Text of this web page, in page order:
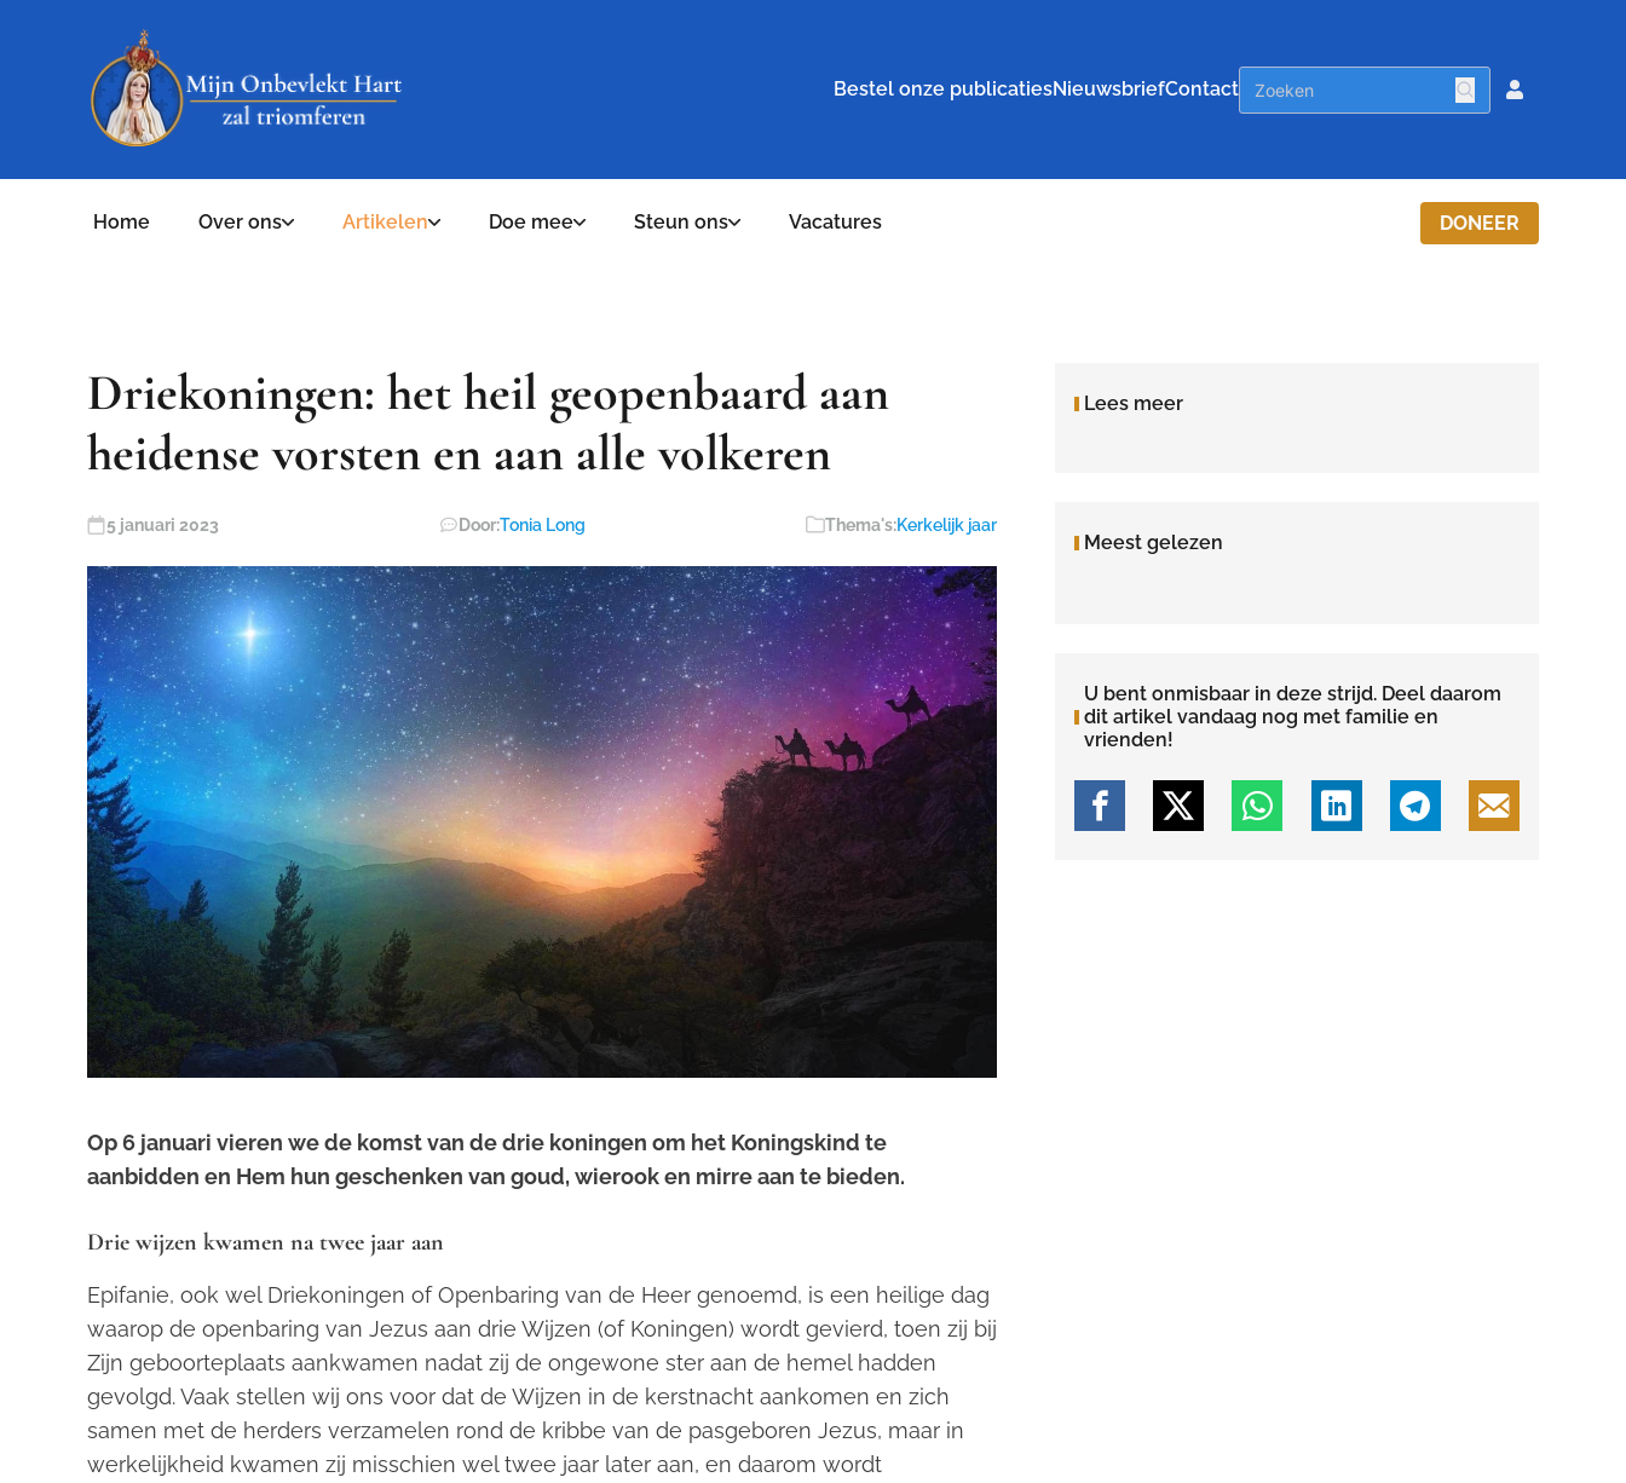
Bestel onze publicatiesNieuwsbriefContact
Home Over ons Artikelen Doe mee Steun ons Vacatures DONEER
Driekoningen: het heil geopenbaard aan
heidense vorsten en aan alle volkeren
5 januari 2023 Door:Tonia Long Thema's:Kerkelijk jaar
Op 6 januari vieren we de komst van de drie koningen om het Koningskind te
aanbidden en Hem hun geschenken van goud, wierook en mirre aan te bieden.
Drie wijzen kwamen na twee jaar aan
Epifanie, ook wel Driekoningen ofOpenbaring van de Heer genoemd, is een heilige dag
waarop de openbaring van Jezus aan drie Wijzen (of Koningen) wordt gevierd, toen zij bij
Zijn geboorteplaats aankwamen nadat zij de ongewone ster aan de hemel hadden
gevolgd. Vaak stellen wij ons voor dat de Wijzen in de kerstnacht aankomen en zich
samen met de herders verzamelen rond de kribbe van de pasgeboren Jezus, maar in
werkelijkheid kwamen zij misschien wel twee jaar later aan, en daarom wordt
Lees meer
Meest gelezen
U bent onmisbaar in deze strijd. Deel daarom
dit artikel vandaag nog met familie en
vrienden!